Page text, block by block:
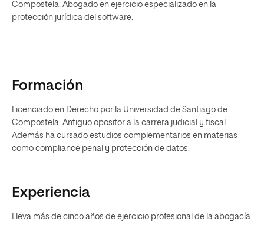
Compostela. Abogado en ejercicio especializado en la
protección jurídica del software.
Formación
Licenciado en Derecho por la Universidad de Santiago de
Compostela. Antiguo opositor a la carrera judicial y fiscal.
Además ha cursado estudios complementarios en materias
como compliance penal y protección de datos.
Experiencia
Lleva más de cinco años de ejercicio profesional de la abogacía